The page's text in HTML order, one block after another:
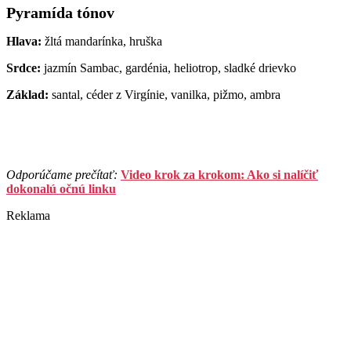
Pyramída tónov
Hlava: žltá mandarínka, hruška
Srdce: jazmín Sambac, gardénia, heliotrop, sladké drievko
Základ: santal, céder z Virgínie, vanilka, pižmo, ambra
Odporúčame prečítať: Video krok za krokom: Ako si nalíčiť
dokonalú očnú linku
Reklama